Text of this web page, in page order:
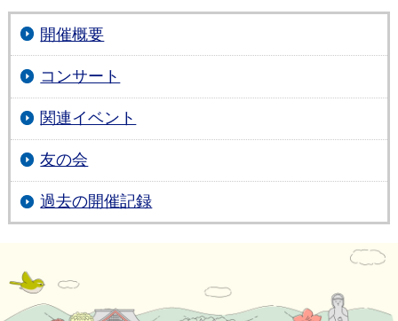
開催概要
コンサート
関連イベント
友の会
過去の開催記録